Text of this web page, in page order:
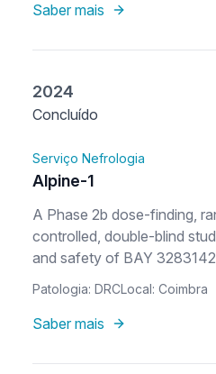
Saber mais
2024
Concluído
Serviço Nefrologia
Alpine-1
A Phase 2b dose-finding,
controlled, double-blind
and safety of BAY
care in reducing albuminuria
kidney disease
Patologia: DRCLocal: Coimbra
Saber mais